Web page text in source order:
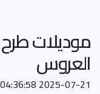
موديلات
العروس
2025-07-21 04:36:58